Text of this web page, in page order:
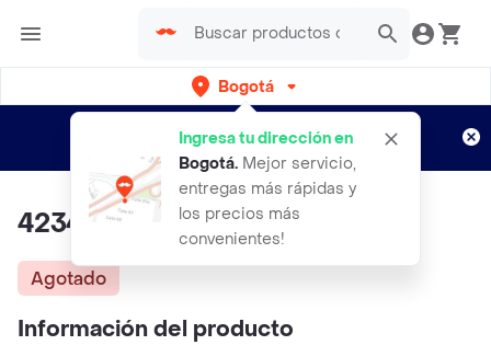
Bogotá
Ingresa tu dirección en
Bogotá. Mejor servicio,
entregas más rápidas y
los precios más
convenientes!
envíos gratis por semanas
Aplican TyC
42344
Agotado
Información del producto